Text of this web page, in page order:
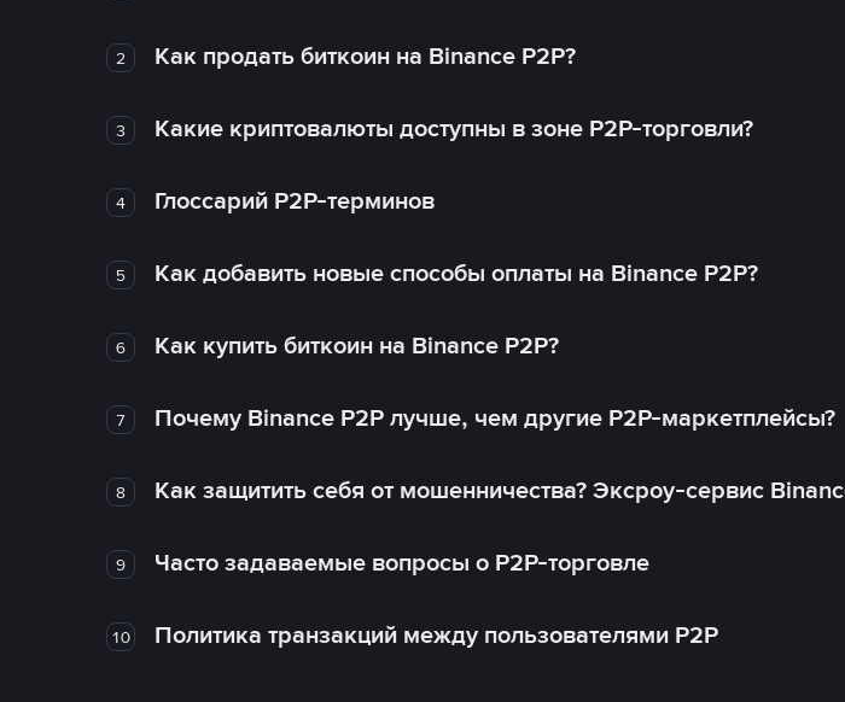
2 Как продать биткоин на Binance P2P?
3 Какие криптовалюты доступны в зоне P2P-торговли?
4 Глоссарий P2P-терминов
5 Как добавить новые способы оплаты на Binance P2P?
6 Как купить биткоин на Binance P2P?
7 Почему Binance P2P лучше, чем другие P2P-маркетплейсы?
8 Как защитить себя от мошенничества? Эксроу-сервис
9 Часто задаваемые вопросы о P2P-торговле
10 Политика транзакций между пользователями P2P